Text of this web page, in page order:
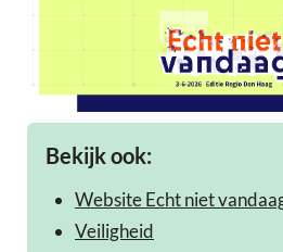
Bekijk ook:
Website Echt niet
Veiligheid